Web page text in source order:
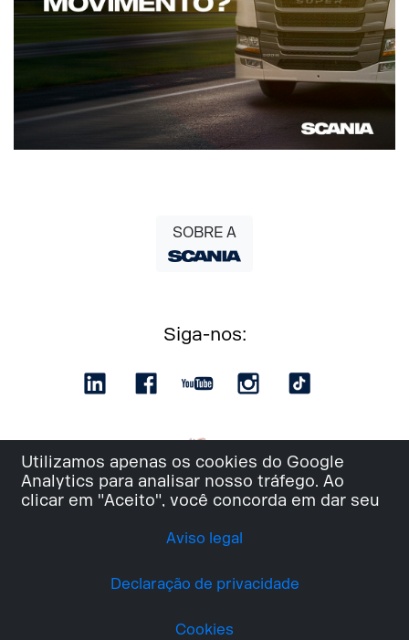
Utilizamos apenas os cookies do Google
Analytics para analisar nosso tráfego. Ao
clicar em "Aceito", você concorda em dar seu
sejam usados e as informações sejam
SOBRE A
Siga-nos:
Aviso legal
Declaração de privacidade
Cookies